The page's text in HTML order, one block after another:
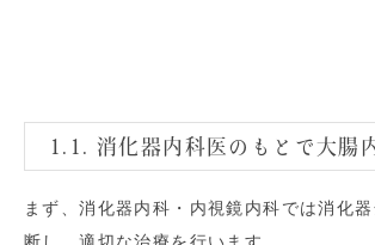
1.1. 消化器内科医のもとで大腸
まず、消化器内科・内視鏡内科では消化
断し、適切な治療を行います。